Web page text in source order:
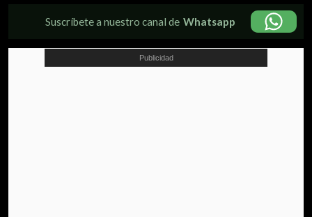
Suscríbete a nuestro canal de Whatsapp